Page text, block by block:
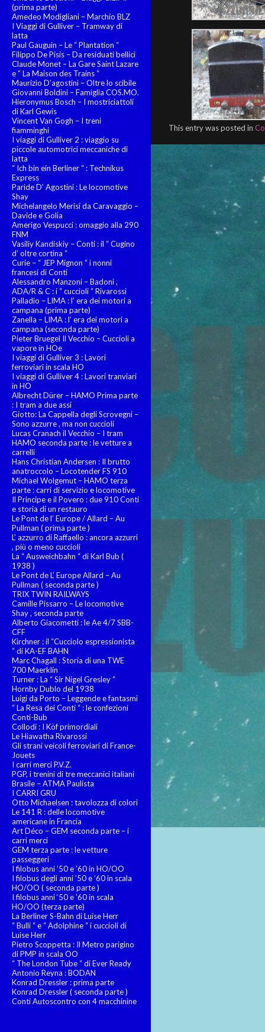
(prima parte)
Amedeo Modigliani – Marchio BLZ
I Viaggi di Gulliver – Tramway di
latta
Paul Gauguin – Le “ Plantation “
Filippo De Pisis – Da residuati bellici
Claude Monet – La Gare Saint Lazare
e “ La Maison des Trains “
Maurizio D’agostini – Oltre lo scibile
Giovanni Boldini – Famiglia COS.MO.
Hieronymus Bosch – I mostriciattoli
di Karl Gewis
Vincent Van Gogh – I treni
fiamminghi
I viaggi di Gulliver 2 : viaggio su
piccole automotrici meccaniche di
latta
“ Ich bin ein Berliner “ : Technikus
Express
Paride D’ Agostini : Le locomotive
Shay
Michelangelo Merisi da Caravaggio –
Davide e Golia
Amerigo Vespucci : omaggio alla 290
FNM
Vasiliy Kandiskiy – Conti : il “ Cugino
d’ oltre cortina “
Curie – “ JEP Mignon “ i nonni
francesi di Conti
Alessandro Manzoni – Badoni ,
ADA/R & C : i “ cuccioli “ Rivarossi
Palladio – LIMA : l’ era dei motori a
campana (prima parte)
Zanella – LIMA : l’ era dei motori a
campana (seconda parte)
Pieter Bruegel Il Vecchio – Cuccioli a
vapore in HOe
I viaggi di Gulliver 3 : Lavori
ferroviari in scala HO
I viaggi di Gulliver 4 : Lavori tranviari
in HO
Albrecht Dürer – HAMO Prima parte
: I tram a due assi
Giotto: La Cappella degli Scrovegni –
Sono azzurre , ma non cuccioli
Lucas Cranach il Vecchio – I tram
HAMO seconda parte : le vetture a
carrelli
Hans Christian Andersen : Il brutto
anatroccolo – Locotender FS 910
Michael Wolgemut – HAMO terza
parte : carri di servizio e locomotive
Il Principe e il Povero : due 910 Conti
e storia di un restauro
Le Pont de l’ Europe / Allard – Au
Pullman ( prima parte )
L’ azzurro di Raffaello : ancora azzurri
, più o meno cuccioli
La “ Ausweichbahn “ di Karl Bub (
1938 )
Le Pont de L’ Europe Allard – Au
Pullman ( seconda parte )
TRIX TWIN RAILWAYS
Camille Pissarro – Le locomotive
Shay , seconda parte
Alberto Giacometti : le Ae 4/7 SBB-
CFF
Kirchner : il “Cucciolo espressionista
“ di KA-EF BAHN
Marc Chagall : Storia di una TWE
700 Maerklin
Turner : La “ Sir Nigel Gresley “
Hornby Dublo del 1938
Luigi da Porto – Leggende e fantasmi
“ La Resa dei Conti “ : le confezioni
Conti-Bub
Collodi : I Köf primordiali
Le Hiawatha Rivarossi
Gli strani veicoli ferroviari di France-
Jouets
I carri merci P.V.Z.
PGP, i trenini di tre meccanici italiani
Brasile – ATMA Paulista
I CARRI GRU
Otto Michaelsen : tavolozza di colori
Le 141 R : delle locomotive
americane in Francia
Art Déco – GEM seconda parte – i
carri merci
GEM terza parte : le vetture
passeggeri
I filobus anni ’50 e ’60 in HO/OO
I filobus degli anni ’50 e ’60 in scala
HO/OO ( seconda parte )
I filobus anni ‘50 e ’60 in scala
HO/OO (terza parte)
La Berliner S-Bahn di Luise Herr
“ Bulli “ e “ Adolphine “ i cuccioli di
Luise Herr
Pietro Scoppetta : Il Metro parigino
di PMP in scala OO
“ The London Tube “ di Ever Ready
Antonio Reyna : BODAN
Konrad Dressler : prima parte
Konrad Dressler ( seconda parte )
Conti Autoscontro con 4 macchinine
This entry was posted in